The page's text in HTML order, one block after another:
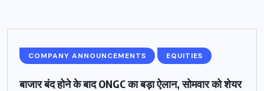
COMPANY ANNOUNCEMENTS EQUITIES
बाजार बंद होने के बाद ONGC का बड़ा ऐलान, सोमवार को शेयर